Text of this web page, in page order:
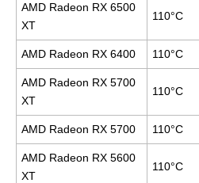
AMD Radeon RX 6500
XT
110°C
AMD Radeon RX 6400 110°C
AMD Radeon RX 5700
XT
110°C
AMD Radeon RX 5700 110°C
AMD Radeon RX 5600
XT
110°C